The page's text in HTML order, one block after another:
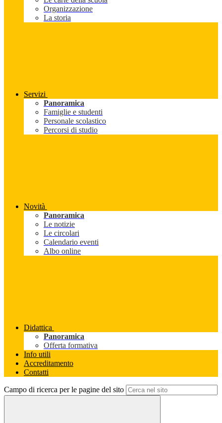
Organizzazione
La storia
Servizi
Panoramica
Famiglie e studenti
Personale scolastico
Percorsi di studio
Novità
Panoramica
Le notizie
Le circolari
Calendario eventi
Albo online
Didattica
Panoramica
Offerta formativa
Info utili
Accreditamento
Contatti
Campo di ricerca per le pagine del sito